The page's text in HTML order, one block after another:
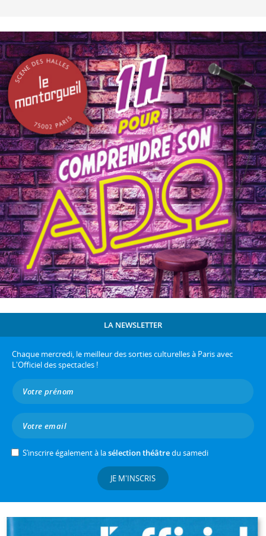
LA NEWSLETTER
Chaque mercredi, le meilleur des sorties culturelles à Paris avec
L'Officiel des spectacles !
S’inscrire également à lasélection théâtredu samedi
JE M'INSCRIS